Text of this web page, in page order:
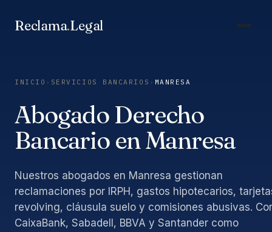
Reclama.Legal
INICIO › SERVICIOS BANCARIOS › MANRESA
Abogado Derecho
Bancario en Manresa
Nuestros abogados en Manresa gestionan
reclamaciones por IRPH, gastos hipotecarios,
revolving, cláusula suelo y comisiones abusivas.
CaixaBank, Sabadell, BBVA y Santander como